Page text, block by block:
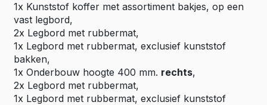
1x Kunststof koffer met assortiment bakjes, op een
vast legbord,
2x Legbord met rubbermat,
1x Legbord met rubbermat, exclusief kunststof
bakken,
1x Onderbouw hoogte 400 mm. rechts,
2x Legbord met rubbermat,
1x Legbord met rubbermat, exclusief kunststof